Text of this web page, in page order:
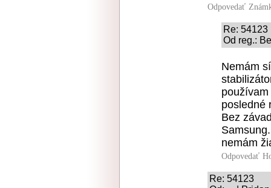
Odpovedať
Re: 54123
Od reg.:
Nemám
posledné
Bez
nemám
Odpovedať
Re: 54123